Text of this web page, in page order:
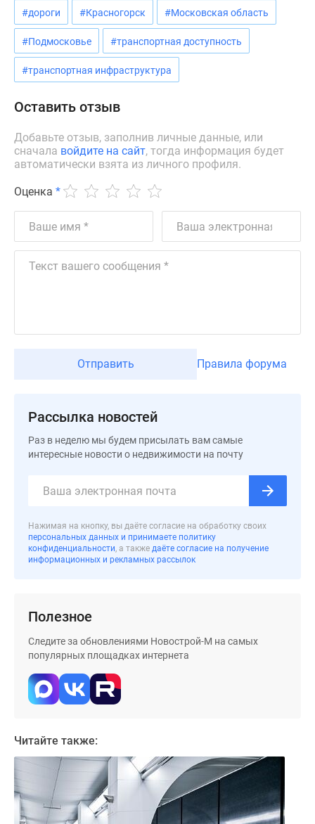
Экспертиза
новостроек
Эксперты
авторы
проекте
Реклама
Дзен
Машино-
места
Апартаменты
Видео
Субсидированная
Rutube
Поиск
Программа
Новостройки
премиум-
Новостройки
класса
Рассрочка
Траншевая
ипотека
#дороги #Красногорск #Московская область
#Подмосковье #транспортная доступность
#транспортная инфраструктура
Оставить отзыв
Добавьте отзыв, заполнив личные данные, или
сначала войдите на сайт, тогда информация будет
автоматически взята из личного профиля.
Оценка *
Отправить Правила форума
Рассылка новостей
Раз в неделю мы будем присылать вам самые
интересные новости о недвижимости на почту
Нажимая на кнопку, вы даёте согласие на обработку своих
персональных данных и принимаете политику
конфиденциальности, а также даёте согласие на получение
информационных и рекламных рассылок
Полезное
Следите за обновлениями Новострой-М на самых
популярных площадках интернета
Читайте также: